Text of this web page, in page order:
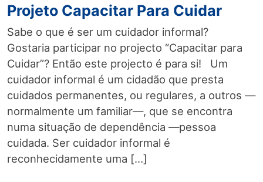
Projeto Capacitar Para Cuidar
Sabe o que é ser um cuidador informal?
Gostaria participar no projecto “Capacitar para
Cuidar”? Então este projecto é para si! Um
cuidador informal é um cidadão que presta
cuidados permanentes, ou regulares, a outros —
normalmente um familiar—, que se encontra
numa situação de dependência —pessoa
cuidada. Ser cuidador informal é
reconhecidamente uma […]